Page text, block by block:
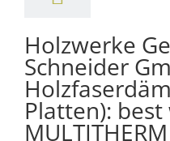
Holzwerke
Schneider
Platten):